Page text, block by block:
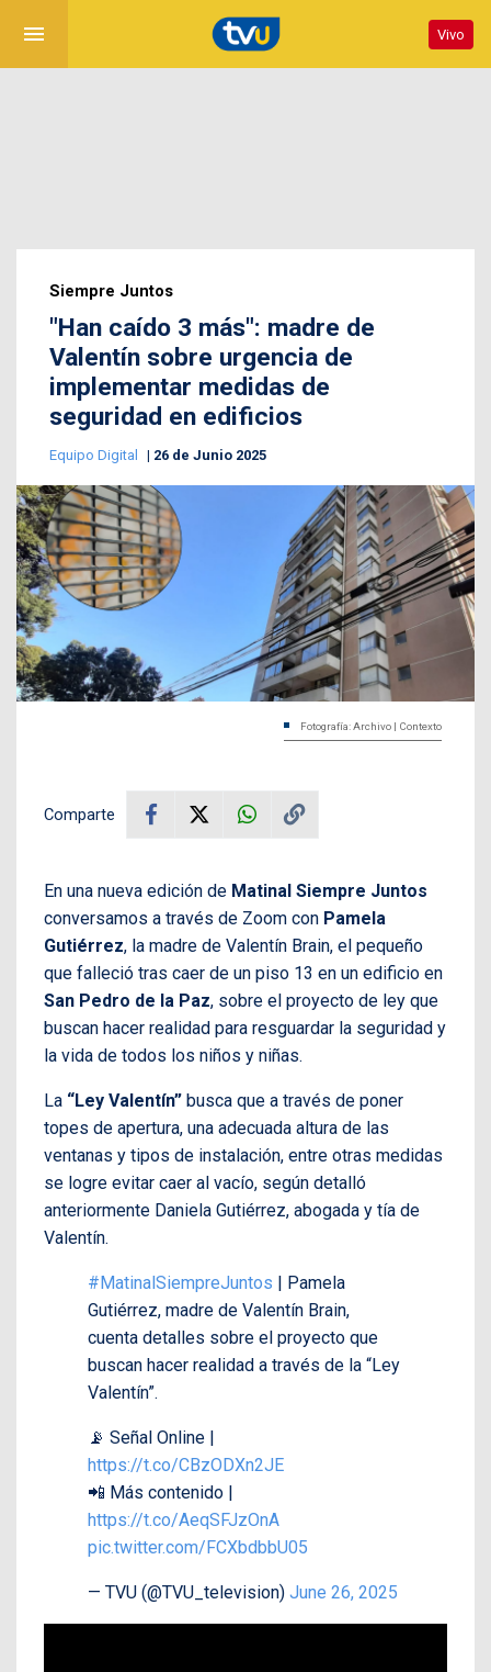
menu Vivo
Siempre Juntos
"Han caído 3 más": madre de
Valentín sobre urgencia de
implementar medidas de
seguridad en edificios
Equipo Digital 26 de Junio 2025
Fotografía: Archivo | Contexto
Comparte
En una nueva edición de Matinal Siempre Juntos
conversamos a través de Zoom con Pamela
Gutiérrez, la madre de Valentín Brain, el pequeño
que falleció tras caer de un piso 13 en un edificio en
San Pedro de la Paz, sobre el proyecto de ley que
buscan hacer realidad para resguardar la seguridad y
la vida de todos los niños y niñas.
La “Ley Valentín” busca que a través de poner
topes de apertura, una adecuada altura de las
ventanas y tipos de instalación, entre otras medidas
se logre evitar caer al vacío, según detalló
anteriormente Daniela Gutiérrez, abogada y tía de
Valentín.
#MatinalSiempreJuntos | Pamela
Gutiérrez, madre de Valentín Brain,
cuenta detalles sobre el proyecto que
buscan hacer realidad a través de la “Ley
Valentín”.
📡 Señal Online |
https://t.co/CBzODXn2JE
📲 Más contenido |
https://t.co/AeqSFJzOnA
pic.twitter.com/FCXbdbbU05
— TVU (@TVU_television) June 26, 2025